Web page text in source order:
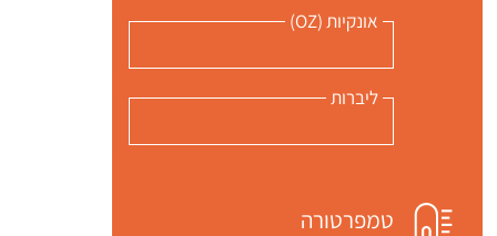
אונקיות (OZ)
ליברות
טמפרטורה